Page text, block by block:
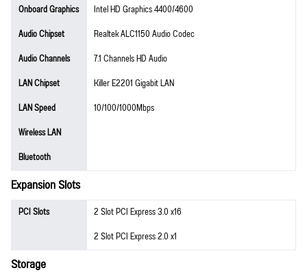
Onboard Graphics
Intel HD Graphics 4400/4600
Audio Chipset
Realtek ALC1150 Audio Codec
Audio Channels
7.1 Channels HD Audio
LAN Chipset
Killer E2201 Gigabit LAN
LAN Speed
10/100/1000Mbps
Wireless LAN
Bluetooth
Expansion Slots
PCI Slots
2 Slot PCI Express 3.0 x16
2 Slot PCI Express 2.0 x1
Storage